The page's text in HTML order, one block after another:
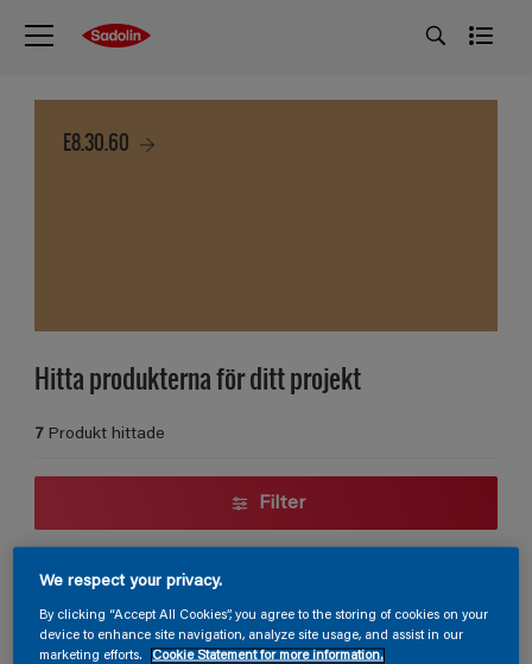
E8.30.60
Hitta produkterna för ditt projekt
7 Produkt hittade
Filter
We respect your privacy.
By clicking “Accept All Cookies”, you agree to the storing of cookies on your
device to enhance site navigation, analyze site usage, and assist in our
marketing efforts.
Cookie Statement for more information.